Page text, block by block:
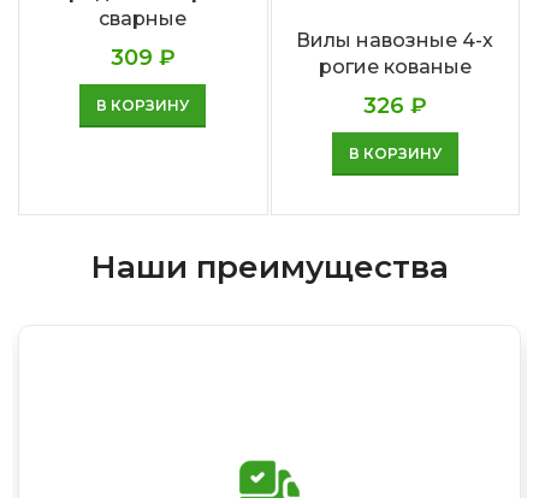
сварные
309 ₽
В КОРЗИНУ
Вилы навозные 4-х
рогие кованые
326 ₽
В КОРЗИНУ
Наши преимущества